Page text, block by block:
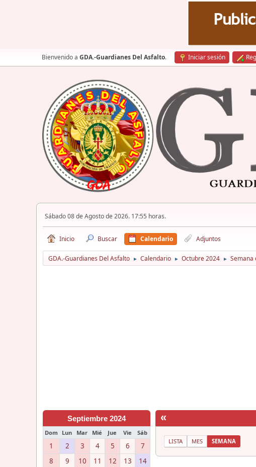
Bienvenido a GDA.-Guardianes Del Asfalto. Iniciar sesión
Sábado 08 de Agosto de 2026. 17:55 horas.
Inicio Buscar Calendario Adjuntos
GDA.-Guardianes Del Asfalto ► Calendario ► Octubre 2024 ► Semana
Septiembre 2024
Dom Lun Mar Mié Jue Vie Sáb
1 2 3 4 5 6
7
8
9 10 11 12 13
14
«
LISTA MES SEMANA